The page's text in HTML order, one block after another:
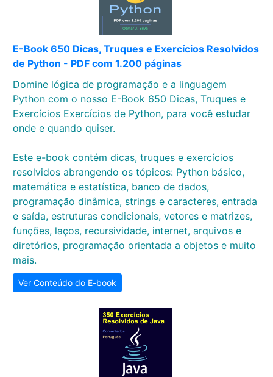
E-Book 650 Dicas, Truques e Exercícios Resolvidos
de Python - PDF com 1.200 páginas
Domine lógica de programação e a linguagem
Python com o nosso E-Book 650 Dicas, Truques e
Exercícios Exercícios de Python, para você estudar
onde e quando quiser.
Este e-book contém dicas, truques e exercícios
resolvidos abrangendo os tópicos: Python básico,
matemática e estatística, banco de dados,
programação dinâmica, strings e caracteres, entrada
e saída, estruturas condicionais, vetores e matrizes,
funções, laços, recursividade, internet, arquivos e
diretórios, programação orientada a objetos e muito
mais.
Ver Conteúdo do E-book